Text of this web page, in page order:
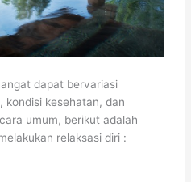
dapat bervariasi
kondisi kesehatan, dan
umum, berikut adalah
relaksasi diri :